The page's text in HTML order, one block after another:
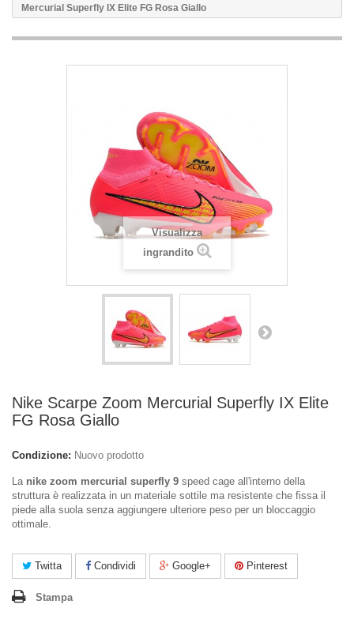
Mercurial Superfly IX Elite FG Rosa Giallo
Visualizza
ingrandito
Nike Scarpe Zoom Mercurial Superfly IX Elite
FG Rosa Giallo
Condizione: Nuovo prodotto
La nike zoom mercurial superfly 9 speed cage all'interno della
struttura è realizzata in un materiale sottile ma resistente che fissa il
piede alla suola senza aggiungere ulteriore peso per un bloccaggio
ottimale.
Twitta Condividi Google+ Pinterest
Stampa